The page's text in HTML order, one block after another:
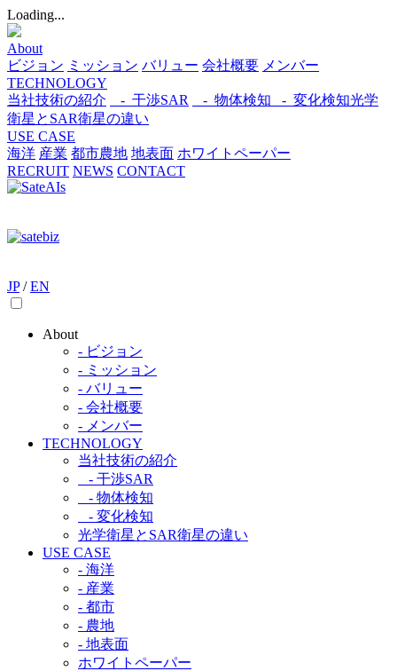
Loading...
About
ビジョン ミッション バリュー 会社概要 メンバー
TECHNOLOGY
当社技術の紹介
- 干渉SAR - 物体検知​ - 変化検知​光学
衛星とSAR衛星の違い
USE CASE
海洋 産業 都市​農地 地表面 ホワイトペーパー
RECRUIT NEWS CONTACT
JP / EN
About
- ビジョン
- ミッション
- バリュー
- 会社概要
- メンバー
TECHNOLOGY
当社技術の紹介​
- 干渉SAR​
- 物体検知​
- 変化検知​
光学衛星とSAR衛星の違い​
USE CASE
- 海洋
- 産業
- 都市​
- 農地
- 地表面
ホワイトペーパー